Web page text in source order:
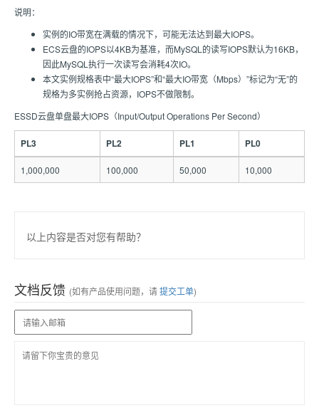
说明：
实例的IO带宽在满载的情况下，可能无法达到最大IOPS。
ECS云盘的IOPS以4KB为基准，而MySQL的读写IOPS默认为16KB，
因此MySQL执行一次读写会消耗4次IO。
本文实例规格表中“最大IOPS”和“最大IO带宽（Mbps）”标记为“无”的
规格为多实例抢占资源，IOPS不做限制。
ESSD云盘单盘最大IOPS（Input/Output Operations Per Second）
PL3 PL2 PL1 PL0
1,000,000 100,000 50,000 10,000
以上内容是否对您有帮助？
文档反馈 (如有产品使用问题，请提交工单)